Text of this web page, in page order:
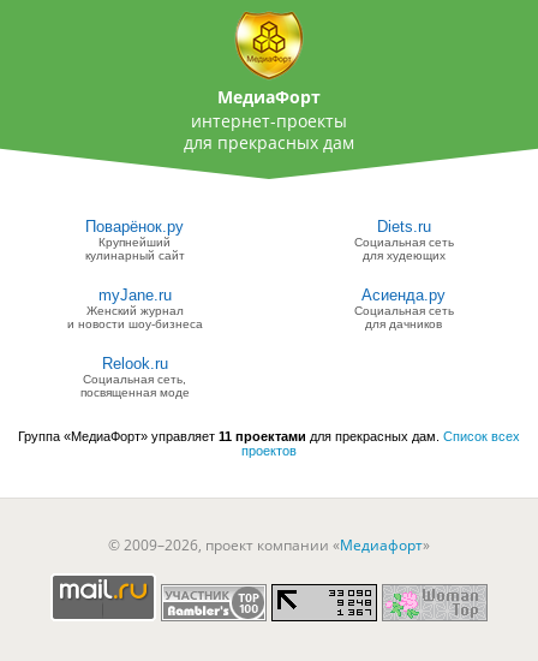
МедиаФорт
интернет-проекты
для прекрасных дам
Поварёнок.ру
Крупнейший
кулинарный сайт
Diets.ru
Социальная сеть
для худеющих
myJane.ru
Женский журнал
и новости шоу-бизнеса
Асиенда.ру
Социальная сеть
для дачников
Relook.ru
Социальная сеть,
посвященная моде
Группа «МедиаФорт» управляет 11 проектами для прекрасных дам. Список всех
проектов
© 2009–2026, проект компании «Медиафорт»